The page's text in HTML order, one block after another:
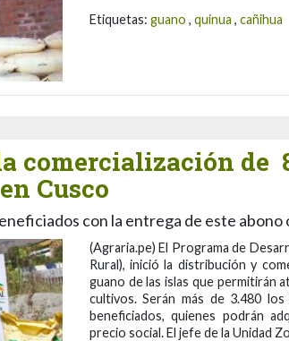
Etiquetas: guano , quinua , cañihua
comercialización de
Cusco
con la entrega de este abono
(Agraria.pe) El Programa de
Rural), inició la distribución y
guano de las islas que permitirán
cultivos. Serán más de 3.480
beneficiados, quienes podrán
precio social. El jefe de la Unidad